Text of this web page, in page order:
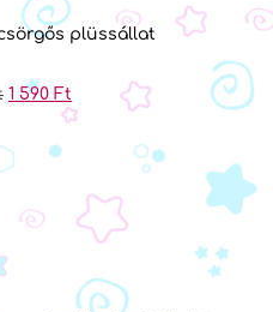
plüssállat
1 590 Ft